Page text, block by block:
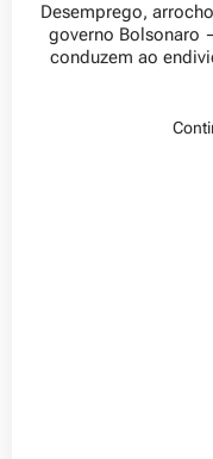
Desemprego,
governo Bolsonaro
conduzem ao